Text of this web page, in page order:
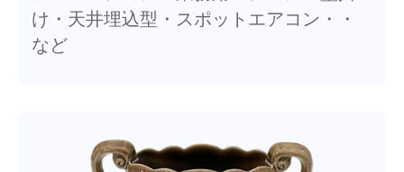
け・天井埋込型・スポットエアコン・・
など